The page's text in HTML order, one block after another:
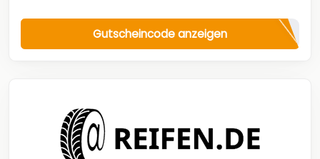
Gutscheincode anzeigen